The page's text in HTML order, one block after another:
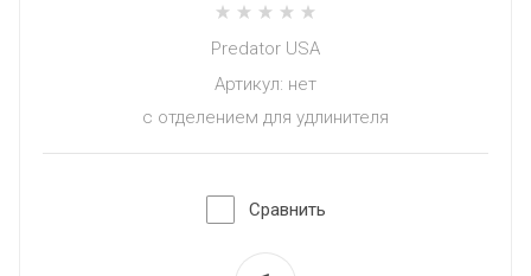
Predator USA
Артикул: нет
с отделением для удлинителя
Сравнить